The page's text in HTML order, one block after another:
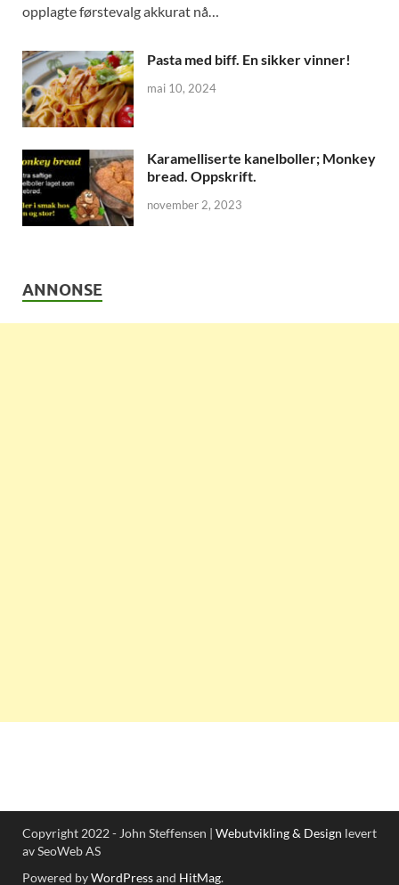
opplagte førstevalg akkurat nå…
Pasta med biff. En sikker vinner!
mai 10, 2024
Karamelliserte kanelboller; Monkey
bread. Oppskrift.
november 2, 2023
ANNONSE
Copyright 2022 - John Steffensen | Webutvikling & Design levert
av SeoWeb AS
Powered byWordPressand HitMag.